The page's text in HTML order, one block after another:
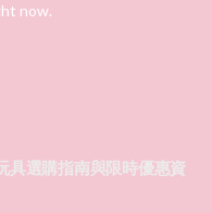
now.
具選購指南與限時優惠資